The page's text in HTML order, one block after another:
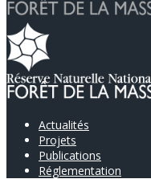
Actualités
Projets
Publications
Réglementation